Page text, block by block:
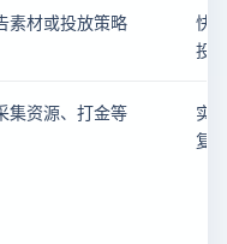
素材或投放策略
快
投
集资源、打金等
实
复